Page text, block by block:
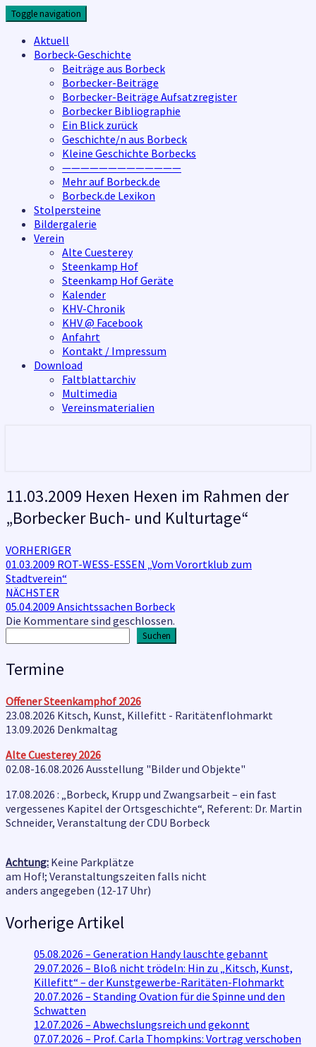
Skip
to
content
Toggle navigation
Aktuell
Borbeck-Geschichte
Beiträge aus Borbeck
Borbecker-Beiträge
Borbecker-Beiträge Aufsatzregister
Borbecker Bibliographie
Ein Blick zurück
Geschichte/n aus Borbeck
Kleine Geschichte Borbecks
—————————————
Mehr auf Borbeck.de
Borbeck.de Lexikon
Stolpersteine
Bildergalerie
Verein
Alte Cuesterey
Steenkamp Hof
Steenkamp Hof Geräte
Kalender
KHV-Chronik
KHV @ Facebook
Anfahrt
Kontakt / Impressum
Download
Faltblattarchiv
Multimedia
Vereinsmaterialien
11.03.2009
Hexen
Hexen
Rahmen
der
„Borbecker
Buch-
und
Kulturtage“
11.03.2009 Hexen Hexen im Rahmen der
„Borbecker Buch- und Kulturtage“
Beitragsnavigation
VORHERIGER
01.03.2009 ROT-WESS-ESSEN „Vom Vorortklub zum
Stadtverein“
NÄCHSTER
05.04.2009 Ansichtssachen Borbeck
Die Kommentare sind geschlossen.
Suchen
Termine
Offener Steenkamphof 2026
23.08.2026 Kitsch, Kunst, Killefitt - Raritätenflohmarkt
13.09.2026 Denkmaltag
Alte Cuesterey 2026
02.08-16.08.2026 Ausstellung "Bilder und Objekte"
17.08.2026 : „Borbeck, Krupp und Zwangsarbeit – ein fast
vergessenes Kapitel der Ortsgeschichte“, Referent: Dr. Martin
Schneider, Veranstaltung der CDU Borbeck
Achtung: Keine Parkplätze
am Hof!; Veranstaltungszeiten falls nicht
anders angegeben (12-17 Uhr)
Vorherige Artikel
05.08.2026 – Generation Handy lauschte gebannt
29.07.2026 – Bloß nicht trödeln: Hin zu „Kitsch, Kunst,
Killefitt“ – der Kunstgewerbe-Raritäten-Flohmarkt
20.07.2026 – Standing Ovation für die Spinne und den
Schwatten
12.07.2026 – Abwechslungsreich und gekonnt
07.07.2026 – Prof. Carla Thompkins: Vortrag verschoben